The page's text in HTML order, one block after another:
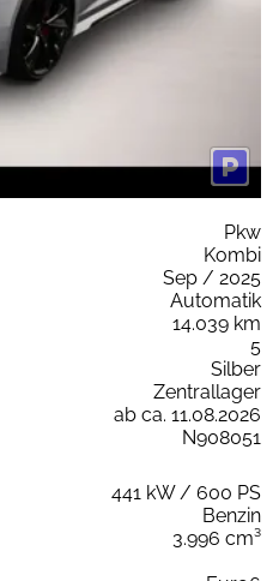
Pkw
Kombi
Sep / 2025
Automatik
14.039 km
5
Silber
Zentrallager
ab ca. 11.08.2026
N908051
441 kW / 600 PS
Benzin
3.996 cm³